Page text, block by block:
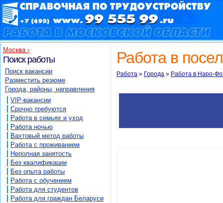
Работа в Московской области на
Работа в поселке Селятино - 2 вакансий в
Москва ›
Поиск работы
Поиск вакансии
Разместить резюме
Города, районы, направления
VIP-вакансии
Срочно требуются
Работа в семьях и уход
Работа ночью
Вахтовый метод работы
Работа с проживанием
Неполная занятость
Без квалификации
Без опыта работы
Работа с обучением
Работа для студентов
Работа для граждан Беларуси
Работа в
Работа » Города » Работа в Наро-